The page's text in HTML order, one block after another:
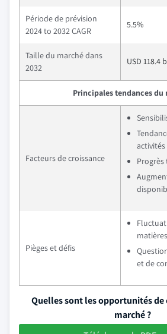
Période de prévision
2024 to 2032 CAGR
5.5%
Taille du marché dans
2032
USD 118.4
Principales tendances du
Facteurs de croissance
Pièges et défis
et de
Quelles sont les opportunités de
marché ?